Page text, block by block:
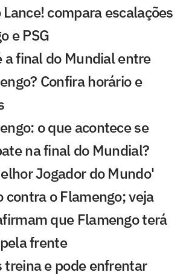
Lance! compara escalações
e PSG
a final do Mundial entre
Confira horário e
o que acontece se
na final do Mundial?
Jogador do Mundo'
contra o Flamengo; veja
que Flamengo terá
frente
treina e pode enfrentar